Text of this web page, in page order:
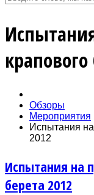
Обзоры
Мероприятия
Испытания
2012
Испытания на
берета 2012